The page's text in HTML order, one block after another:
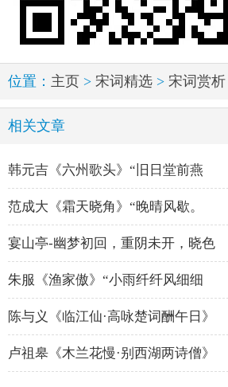
位置： 主页 > 宋词精选 > 宋词赏析
相关文章
韩元吉《六州歌头》“旧日堂前燕
范成大《霜天晓角》“晚晴风歇。
宴山亭-幽梦初回，重阴未开，晓色
朱服《渔家傲》“小雨纤纤风细细
陈与义《临江仙·高咏楚词酬午日》
卢祖皋《木兰花慢·别西湖两诗僧》